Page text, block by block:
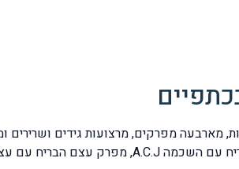
מארבעה מפרקים, מרצועות גידים